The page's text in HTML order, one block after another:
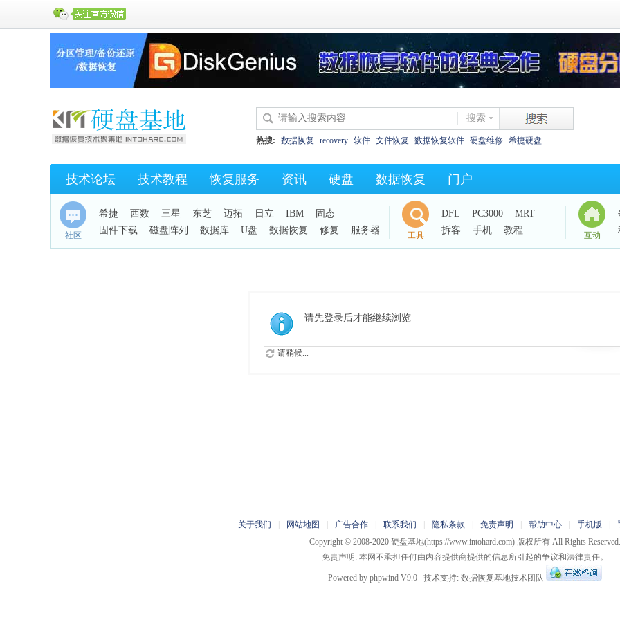
搜索
热搜: 数据恢复 recovery 软件 文件恢复 数据恢复软件 硬盘维修 希捷硬盘
KC43 保险 西数电路板 效率源dc
技术论坛 技术教程 恢复服务 资讯 硬盘 数据恢复 门户
社区
希捷 西数 三星 东芝 迈拓 日立 IBM
固态
固件下载
磁盘阵列 数据库 U盘 数据恢复 修复
服务器
手机恢复
工具
DFL PC3000
MRT
拆客
手机 教程 互动
请先登录后才能继续浏览
请稍候...
关于我们 网站地图 广告合作 联系我们 隐私条款 免责声明 帮助中心 手机版
Copyright © 2008-2020 硬盘基地(https://www.intohard.com) 版权所有 All Rights Reserved.
免责声明: 本网不承担任何由内容提供商提供的信息所引起的争议和法律责任。
Powered by phpwind V9.0 技术支持: 数据恢复基地技术团队